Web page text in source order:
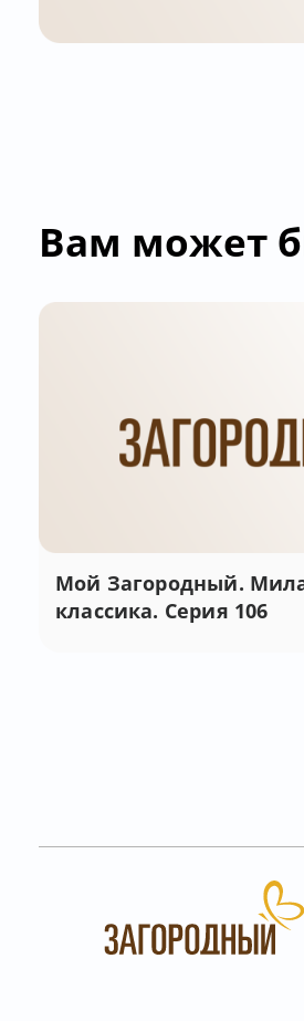
Вам может
Мой Загородный.
классика. Серия 106